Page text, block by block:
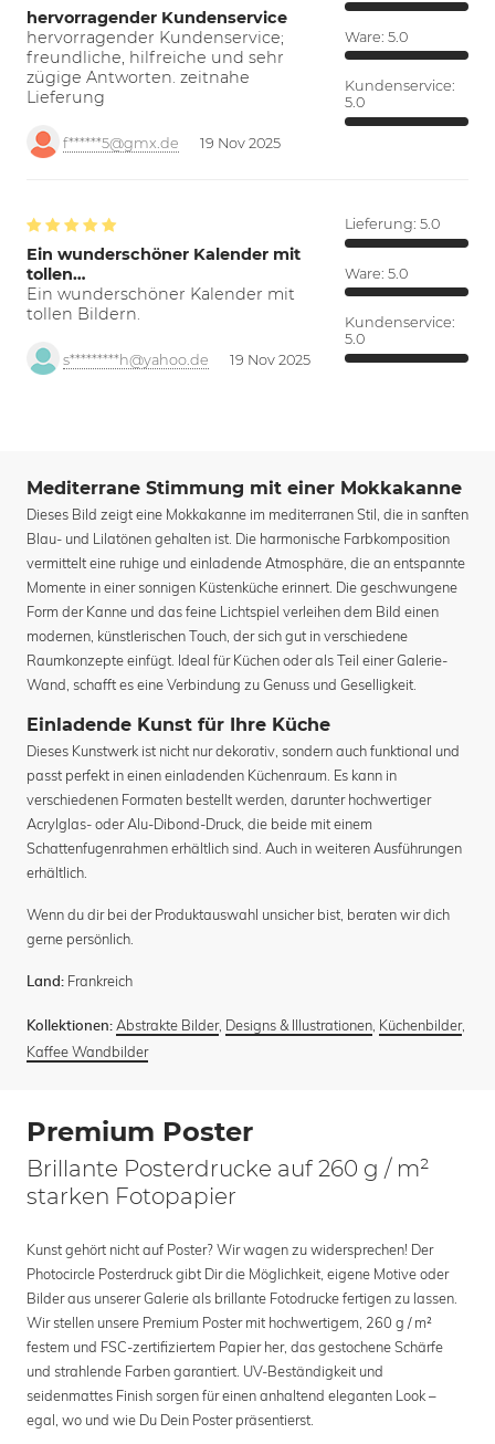
hervorragender Kundenservice
hervorragender Kundenservice;
freundliche, hilfreiche und sehr
zügige Antworten. zeitnahe
Lieferung
f******5@gmx.de 19 Nov 2025
Ware: 5.0
Kundenservice:
5.0
Ein wunderschöner Kalender mit
tollen…
Ein wunderschöner Kalender mit
tollen Bildern.
s*********h@yahoo.de 19 Nov 2025
Lieferung: 5.0
Ware: 5.0
Kundenservice:
5.0
Mediterrane Stimmung mit einer Mokkakanne
Dieses Bild zeigt eine Mokkakanne im mediterranen Stil, die in sanften
Blau- und Lilatönen gehalten ist. Die harmonische Farbkomposition
vermittelt eine ruhige und einladende Atmosphäre, die an entspannte
Momente in einer sonnigen Küstenküche erinnert. Die geschwungene
Form der Kanne und das feine Lichtspiel verleihen dem Bild einen
modernen, künstlerischen Touch, der sich gut in verschiedene
Raumkonzepte einfügt. Ideal für Küchen oder als Teil einer Galerie-
Wand, schafft es eine Verbindung zu Genuss und Geselligkeit.
Einladende Kunst für Ihre Küche
Dieses Kunstwerk ist nicht nur dekorativ, sondern auch funktional und
passt perfekt in einen einladenden Küchenraum. Es kann in
verschiedenen Formaten bestellt werden, darunter hochwertiger
Acrylglas- oder Alu-Dibond-Druck, die beide mit einem
Schattenfugenrahmen erhältlich sind. Auch in weiteren Ausführungen
erhältlich.
Wenn du dir bei der Produktauswahl unsicher bist, beraten wir dich
gerne persönlich.
Land: Frankreich
Kollektionen: Abstrakte Bilder, Designs & Illustrationen, Küchenbilder,
Kaffee Wandbilder
Premium Poster
Brillante Posterdrucke auf 260 g / m²
starken Fotopapier
Kunst gehört nicht auf Poster? Wir wagen zu widersprechen! Der
Photocircle Posterdruck gibt Dir die Möglichkeit, eigene Motive oder
Bilder aus unserer Galerie als brillante Fotodrucke fertigen zu lassen.
Wir stellen unsere Premium Poster mit hochwertigem, 260 g / m²
festem und FSC-zertifiziertem Papier her, das gestochene Schärfe
und strahlende Farben garantiert. UV-Beständigkeit und
seidenmattes Finish sorgen für einen anhaltend eleganten Look –
egal, wo und wie Du Dein Poster präsentierst.